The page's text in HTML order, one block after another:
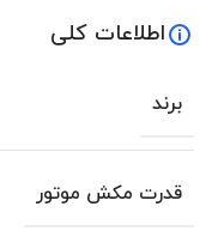
اطلاعات کلی
برند
قدرت مکش موتور